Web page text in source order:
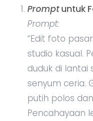
Promptuntuk
Prompt:
“Edit foto
studio kasual.
duduk di lantai
senyum ceria.
putih polos
Pencahayaan